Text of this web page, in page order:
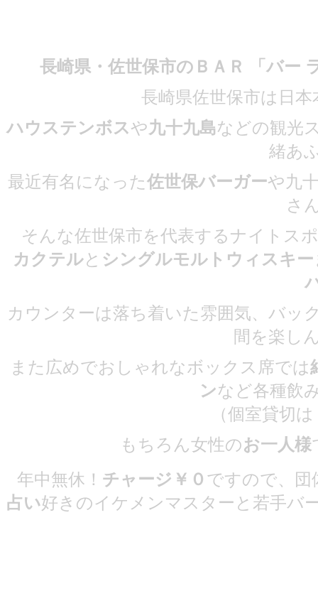
長崎県・佐世保市のＢＡＲ 「バー
長崎県佐世保市は日
ハウステンボスや九十九島などの観光
緒あ
最近有名になった佐世保バーガーや九
さ
そんな佐世保市を代表するナイトス
カクテルと シングルモルトウィスキー
カウンターは落ち着いた雰囲気、バッ
間を楽し
また広めでおしゃれなボックス席では
ンなど各種飲
（個室貸切
もちろん女性のお一人様
年中無休！ チャージ￥０ ですので、団
占い好きのイケメンマスターと若手バ